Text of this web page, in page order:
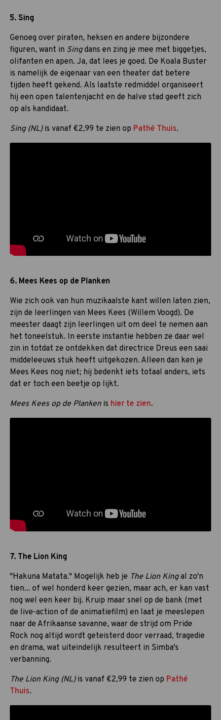
5. Sing
Genoeg over piraten, heksen en andere bijzondere
figuren, want in Singdans en zing je mee met biggetjes,
olifanten en apen. Ja, dat lees je goed. De Koala Buster
is namelijk de eigenaar van een theater dat betere
tijden heeft gekend. Als laatste redmiddel organiseert
hij een open talentenjacht en de halve stad geeft zich
op als kandidaat.
Sing (NL)is vanaf €2,99 te zien op Pathé Thuis.
6. Mees Kees op de Planken
Wie zich ook van hun muzikaalste kant willen laten zien,
zijn de leerlingen van Mees Kees (Willem Voogd). De
meester daagt zijn leerlingen uit om deel te nemen aan
het toneelstuk. In eerste instantie hebben ze daar wel
zin in totdat ze ontdekken dat directrice Dreus een saai
middeleeuws stuk heeft uitgekozen. Alleen dan ken je
Mees Kees nog niet; hij bedenkt iets totaal anders, iets
dat er toch een beetje op lijkt.
Mees Kees op de Planken is hier te zien.
7. The Lion King
"Hakuna Matata." Mogelijk heb je The Lion Kingal zo'n
tien... of wel honderd keer gezien, maar ach, er kan vast
nog wel een keer bij. Kruip maar snel op de bank (met
de live-action of de animatiefilm) en laat je meeslepen
naar de Afrikaanse savanne, waar de strijd om Pride
Rock nog altijd wordt geteisterd door verraad, tragedie
en drama, wat uiteindelijk resulteert in Simba's
verbanning.
The Lion King (NL)is vanaf €2,99 te zien op Pathé
Thuis.